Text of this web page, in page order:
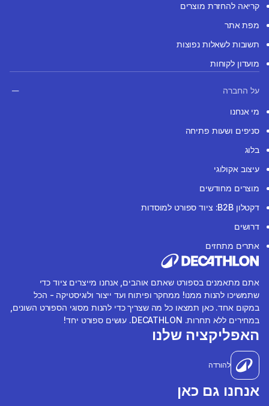
קריאה להחזרת מוצרים
מפת אתר
תשובות לשאלות נפוצות
מועדון לקוחות
על החברה
מי אנחנו
סניפים ושעות פתיחה
בלוג
עיצוב אקולוגי
מוצרים מחודשים
דקטלון B2B: ציוד ספורט למוסדות
דרושים
אתרים מתחזים
אתם מתאמנים בספורט שאתם אוהבים, אנחנו מייצרים ציוד כדי
שתמשיכו להנות ממנו! ממחקר ופיתוח ועד ייצור ולוגיסטיקה - הכל
במקום אחד. כאן תמצאו כל מה שצריך כדי להנות מסוגי הספורט השונים,
במחירים ללא תחרות. DECATHLON. עושים ספורט יחד!
האפליקציה שלנו
להורדה
אנחנו גם כאן